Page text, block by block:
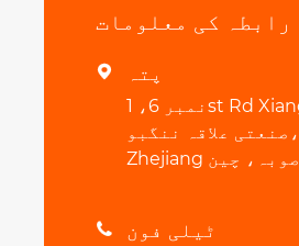
رابطہ کی معلومات
 پتہ
نمبر 6، 1st Rd Xiangshan
صنعتی علاقہ ننگبو،
Zhejiang صوبہ، چین
 ٹیلی فون